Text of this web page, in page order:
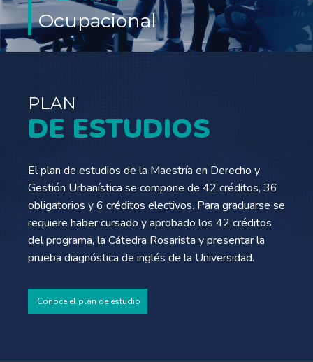
Ocupacional
PLAN
DE ESTUDIOS
El plan de estudios de la Maestría en Derecho y
Gestión Urbanística se compone de 42 créditos, 36
obligatorios y 6 créditos electivos. Para graduarse se
requiere haber cursado y aprobado los 42 créditos
del programa, la Cátedra Rosarista y presentar la
prueba diagnóstica de inglés de la Universidad.
Conoce el plan de estudio